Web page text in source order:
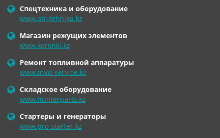
Спецтехника и оборудование
www.otr-tehnika.kz
Магазин режущих элементов
www.koronki.kz
Ремонт топливной аппаратуры
www.tnvd-service.kz
Складское оборудование
www.hunterparts.kz
Стартеры и генераторы
www.pro-starter.kz